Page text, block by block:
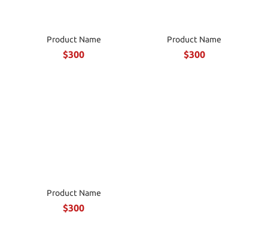
Product Name
$300
Product Name
$300
Product Name
$300